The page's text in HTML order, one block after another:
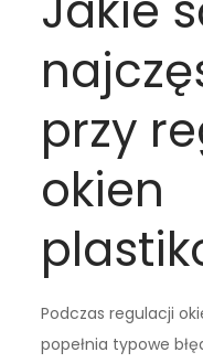
przy
okien
Podczas regulacji
popełnia typowe